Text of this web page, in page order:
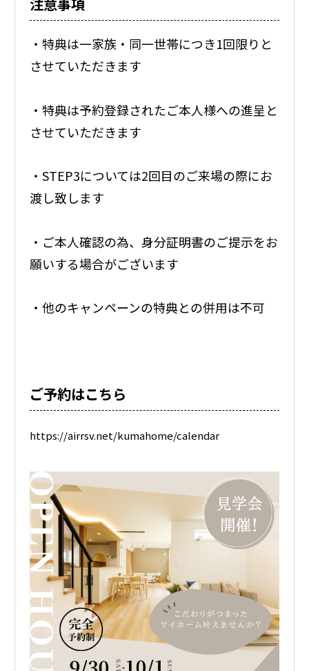
・特典は一家族・同一世帯につき1回限りと
させていただきます
・特典は予約登録されたご本人様への進呈と
させていただきます
・STEP3については2回目のご来場の際にお
渡し致します
・ご本人確認の為、身分証明書のご提示をお
願いする場合がございます
・他のキャンペーンの特典との併用は不可
ご予約はこちら
https://airrsv.net/kumahome/calendar